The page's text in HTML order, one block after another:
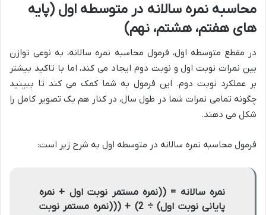
محاسبه نمره سالانه در متوسطه اول (پایه
های هفتم، هشتم، نهم)
در مقطع متوسطه اول، فرمول محاسبه نمره سالانه، به نوعی توازن
بین نمرات نوبت اول و نوبت دوم ایجاد می کند، اما با تاکید بیشتر
بر عملکرد نوبت دوم. این فرمول به شما کمک می کند تا ببینید
چگونه تمامی نمرات شما در طول سال، در کنار هم یک تصویر کامل را
شکل می دهند.
فرمول محاسبه نمره سالانه در متوسطه اول به شرح زیر است:
نمره سالانه = ((نمره مستمر نوبت اول + نمره
پایانی نوبت اول) ÷ 2) + (((نمره مستمر نوبت